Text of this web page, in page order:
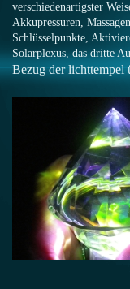
verschiedenartigster
Akkupressuren,
Schlüsselpunkte,
Solarplexus, das dritte
Bezug der lichttempel